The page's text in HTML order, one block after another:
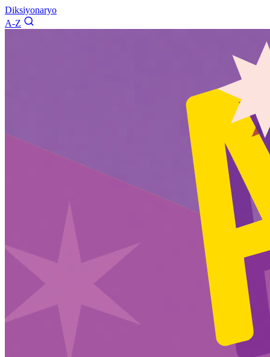
Diksiyonaryo
A-Z